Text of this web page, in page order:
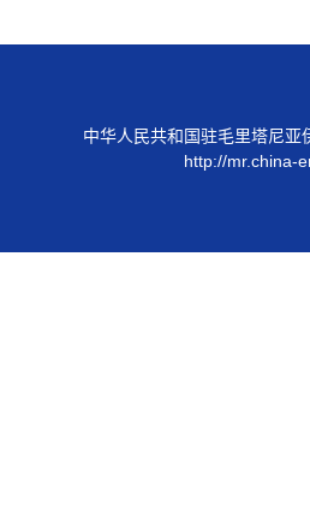
中华人民共和国驻毛里塔尼
http://mr.china-